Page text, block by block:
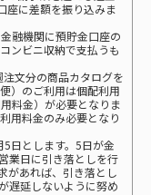
座に差額を振り込みま
融機関に預貯金口座の
ンビニ収納で支払うも
文分の商品カタログを
）のご利用は個配利用
料金）が必要となりま
用料金のみ必要となり
日とします。5日が金
業日に引き落としを行
があれば、引き落とし
遅延しないように努め